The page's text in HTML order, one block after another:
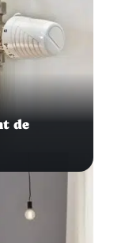
de